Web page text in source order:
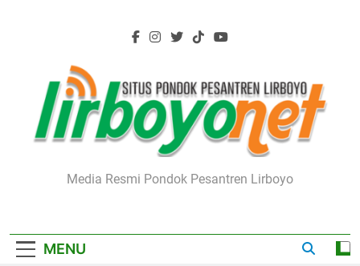
Lirboyo.net
Media Resmi Pondok Pesantren Lirboyo
MENU